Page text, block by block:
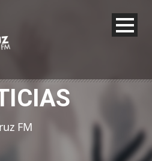
FM